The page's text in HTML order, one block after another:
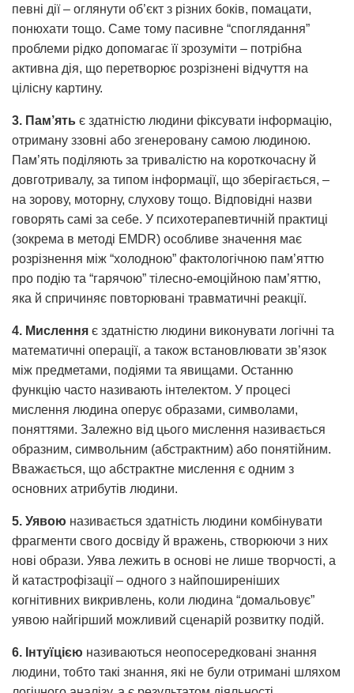
певні дії – оглянути об’єкт з різних боків, помацати,
понюхати тощо. Саме тому пасивне “споглядання”
проблеми рідко допомагає її зрозуміти – потрібна
активна дія, що перетворює розрізнені відчуття на
цілісну картину.
3. Пам’ять є здатністю людини фіксувати інформацію,
отриману ззовні або згенеровану самою людиною.
Пам’ять поділяють за тривалістю на короткочасну й
довготривалу, за типом інформації, що зберігається, –
на зорову, моторну, слухову тощо. Відповідні назви
говорять самі за себе. У психотерапевтичній практиці
(зокрема в методі EMDR) особливе значення має
розрізнення між “холодною” фактологічною пам’яттю
про подію та “гарячою” тілесно-емоційною пам’яттю,
яка й спричиняє повторювані травматичні реакції.
4. Мислення є здатністю людини виконувати логічні та
математичні операції, а також встановлювати зв’язок
між предметами, подіями та явищами. Останню
функцію часто називають інтелектом. У процесі
мислення людина оперує образами, символами,
поняттями. Залежно від цього мислення називається
образним, символьним (абстрактним) або понятійним.
Вважається, що абстрактне мислення є одним з
основних атрибутів людини.
5. Уявою називається здатність людини комбінувати
фрагменти свого досвіду й вражень, створюючи з них
нові образи. Уява лежить в основі не лише творчості, а
й катастрофізації – одного з найпоширеніших
когнітивних викривлень, коли людина “домальовує”
уявою найгірший можливий сценарій розвитку подій.
6. Інтуїцією називаються неопосередковані знання
людини, тобто такі знання, які не були отримані шляхом